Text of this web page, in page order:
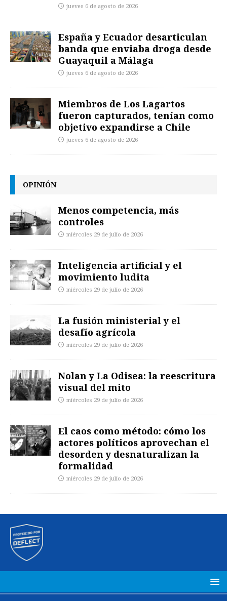
jueves 6 de agosto de 2026
España y Ecuador desarticulan
banda que enviaba droga desde
Guayaquil a Málaga
jueves 6 de agosto de 2026
Miembros de Los Lagartos
fueron capturados, tenían como
objetivo expandirse a Chile
jueves 6 de agosto de 2026
OPINIÓN
Menos competencia, más
controles
miércoles 29 de julio de 2026
Inteligencia artificial y el
movimiento ludita
miércoles 29 de julio de 2026
La fusión ministerial y el
desafío agrícola
miércoles 29 de julio de 2026
Nolan y La Odisea: la reescritura
visual del mito
miércoles 29 de julio de 2026
El caos como método: cómo los
actores políticos aprovechan el
desorden y desnaturalizan la
formalidad
miércoles 29 de julio de 2026